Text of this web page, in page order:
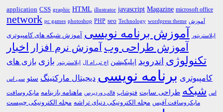
application CSS graphic HTML illustrator javascript Magazine microsoft office
network pc games photoshop PHP seo Technology wordpress theme آموزش
ایلاستریتور آموزش برنامه نویسی آموزش شبکه های کامپیوتری
آموزش طراحی وب آموزش نرم افزار اخبار
تکنولوژی اندروید اپلیکیشن اچ تی ام ال ایلاستریتور بازی بازی های
کامپیوتری برنامه نویسی دیجیتال مارکتینگ سئو سی اس
اس شبکه طراحی سایت فتوشاپ قالب وردپرس ماهنامه بازینامه مایکروسافت
مایکروسافت آفیس مجله الکترونیکی دنیای تراشه مجله الکترونیکی چیپست